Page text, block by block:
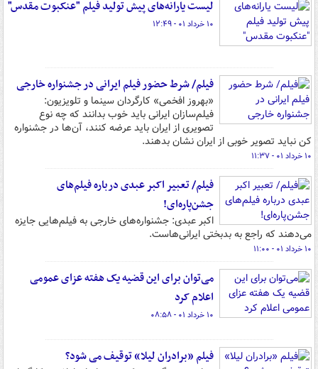
لیست یارانه‌های پیش تولید فیلم "عنکبوت مقدس"
۱۰ خرداد ۰۱ - ۱۲:۴۹
فیلم/ شرط حضور فیلم‌ ایرانی در جشنواره‌ خارجی
«بهروز افخمی» کارگردان سینما و تلویزیون:
فیلم‌سازان ایرانی باید خوب بدانند که چه نوع
تصویری از ایران باید عرضه کنند، آن‌ها در جشنواره
کن نباید تصویر خوبی از ایران نشان بدهند.
۱۰ خرداد ۰۱ - ۱۱:۳۷
فیلم/ تعبیر اکبر عبدی درباره فیلم‌های
جشن‌پاره‌ای!
اکبر عبدی: جشنواره‌های خارجی به فیلم‌هایی جایزه
می‌دهند که راجع به بدبختی ایرانی‌هاست.
۱۰ خرداد ۰۱ - ۱۱:۰۰
می‌توان برای این قضیه یک هفته عزای عمومی
اعلام کرد
۱۰ خرداد ۰۱ - ۰۸:۵۸
فیلم «برادران لیلا» توقیف می شود؟